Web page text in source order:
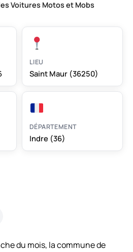
Voitures Motos et Mobs
LIEU
Saint Maur (36250)
DÉPARTEMENT
Indre (36)
du mois, la commune de